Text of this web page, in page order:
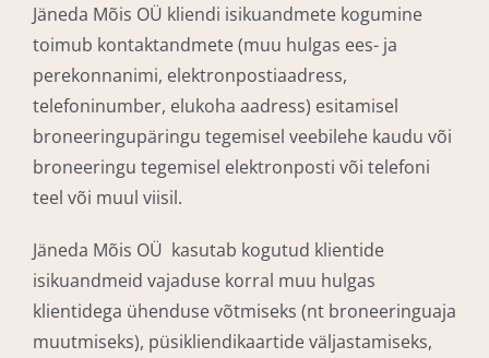
Jäneda Mõis OÜ kliendi isikuandmete kogumine
toimub kontaktandmete (muu hulgas ees- ja
perekonnanimi, elektronpostiaadress,
telefoninumber, elukoha aadress) esitamisel
broneeringupäringu tegemisel veebilehe kaudu või
broneeringu tegemisel elektronposti või telefoni
teel või muul viisil.
Jäneda Mõis OÜ kasutab kogutud klientide
isikuandmeid vajaduse korral muu hulgas
klientidega ühenduse võtmiseks (nt broneeringuaja
muutmiseks), püsikliendikaartide väljastamiseks,